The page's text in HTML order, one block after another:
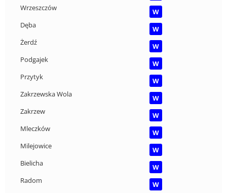
Wrzeszczów
W
Dęba
W
Żerdź
W
Podgajek
W
Przytyk
W
Zakrzewska Wola
W
Zakrzew
W
Mleczków
W
Milejowice
W
Bielicha
W
Radom
W